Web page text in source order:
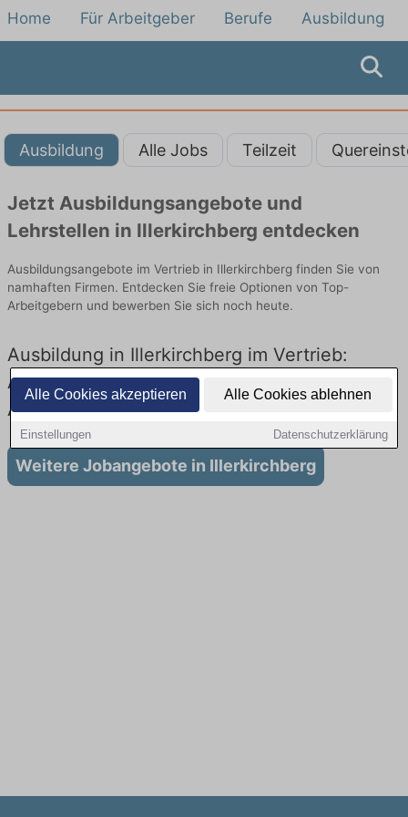
Alle Cookies akzeptieren Alle Cookies ablehnen
Einstellungen Datenschutzerklärung
Home Für Arbeitgeber Berufe Ausbildung
Ausbildung Alle Jobs Teilzeit
Jetzt Ausbildungsangebote und
Lehrstellen in Illerkirchberg entdecken
Ausbildungsangebote im Vertrieb in Illerkirchberg finden Sie von
namhaften Firmen. Entdecken Sie freie Optionen von Top-
Arbeitgebern und bewerben Sie sich noch heute.
Ausbildung in Illerkirchberg im Vertrieb:
Aktuell gibt es keine Stellenangebote für
Ausbildung in Illerkirchberg
Weitere Jobangebote in Illerkirchberg